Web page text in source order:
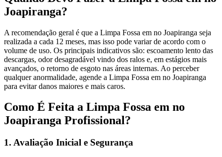
Joapiranga?
A recomendação geral é que a Limpa Fossa em no Joapiranga seja
realizada a cada 12 meses, mas isso pode variar de acordo com o
volume de uso. Os principais indicativos são: escoamento lento das
descargas, odor desagradável vindo dos ralos e, em estágios mais
avançados, o retorno de esgoto nas áreas internas. Ao perceber
qualquer anormalidade, agende a Limpa Fossa em no Joapiranga
para evitar danos maiores e mais caros.
Como É Feita a Limpa Fossa em no
Joapiranga Profissional?
1. Avaliação Inicial e Segurança